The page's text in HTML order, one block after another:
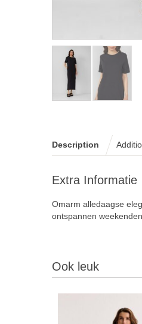
Description
Extra Informatie
Omarm alledaagse
ontspannen
Ook leuk